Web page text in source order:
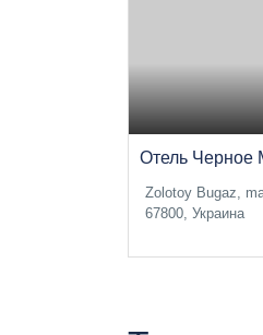
Отель Черное
Zolotoy Bugaz,
67800, Украина